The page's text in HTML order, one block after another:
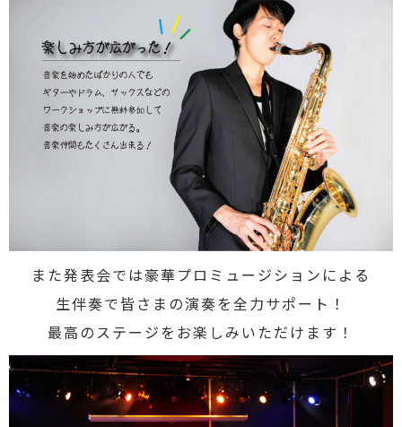
また発表会では豪華プロミュージションによる
生伴奏で皆さまの演奏を全力サポート！
最高のステージをお楽しみいただけます！